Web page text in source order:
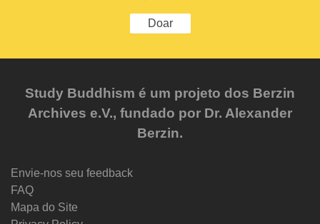
Doar
Study Buddhism é um projeto dos Berzin
Archives e.V., fundado por Dr. Alexander
Berzin.
Envie-nos seu feedback
FAQ
Mapa do Site